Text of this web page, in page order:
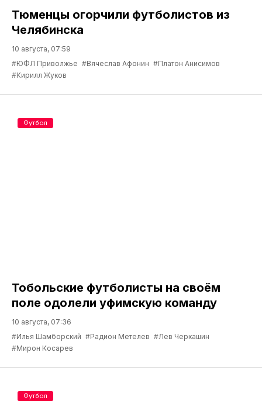
Тюменцы огорчили футболистов из
Челябинска
10 августа, 07:59
#ЮФЛ Приволжье #Вячеслав Афонин #Платон Анисимов
#Кирилл Жуков
Тобольские футболисты на своём
поле одолели уфимскую команду
10 августа, 07:36
#Илья Шамборский #Радион Метелев #Лев Черкашин
#Мирон Косарев
Футбол
Футбол